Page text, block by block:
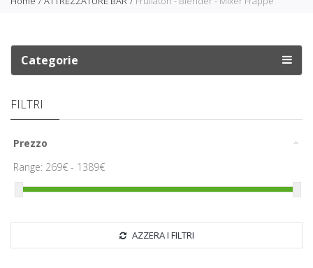
Categorie
FILTRI
Prezzo
Range: 269€ - 1389€
AZZERA I FILTRI